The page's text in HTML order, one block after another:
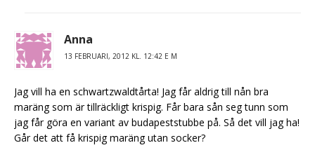
Anna
13 FEBRUARI, 2012 KL. 12:42 E M
Jag vill ha en schwartzwaldtårta! Jag får aldrig till nån bra
maräng som är tillräckligt krispig. Får bara sån seg tunn som
jag får göra en variant av budapeststubbe på. Så det vill jag ha!
Går det att få krispig maräng utan socker?